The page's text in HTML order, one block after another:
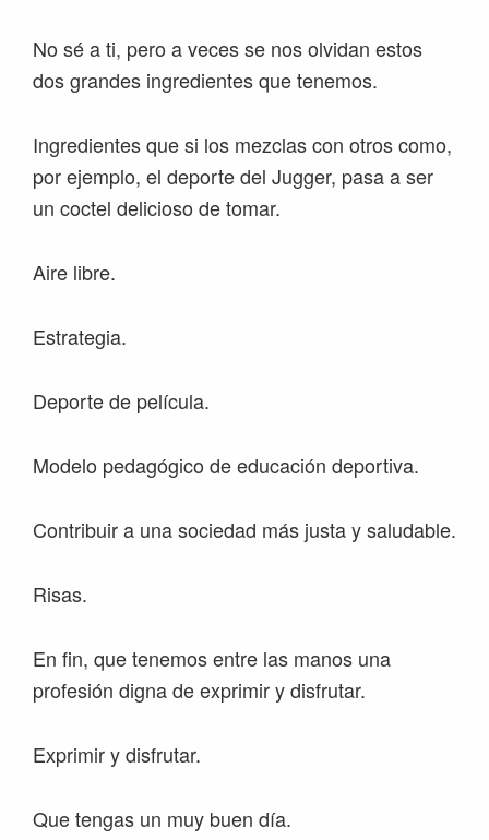
No sé a ti, pero a veces se nos olvidan estos
dos grandes ingredientes que tenemos.
Ingredientes que si los mezclas con otros como,
por ejemplo, el deporte del Jugger, pasa a ser
un coctel delicioso de tomar.
Aire libre.
Estrategia.
Deporte de película.
Modelo pedagógico de educación deportiva.
Contribuir a una sociedad más justa y saludable.
Risas.
En fin, que tenemos entre las manos una
profesión digna de exprimir y disfrutar.
Exprimir y disfrutar.
Que tengas un muy buen día.